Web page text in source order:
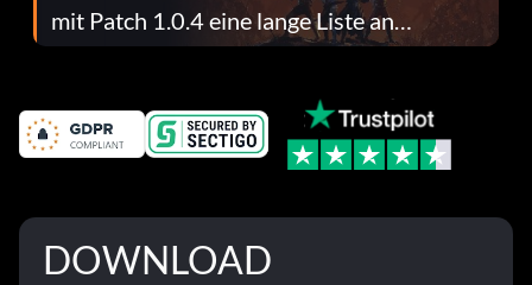
mit Patch 1.0.4 eine lange Liste an
Fehlerbehebungen
DOWNLOAD